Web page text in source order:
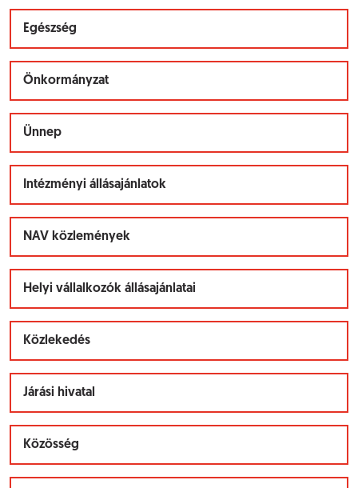
Egészség
Önkormányzat
Ünnep
Intézményi állásajánlatok
NAV közlemények
Helyi vállalkozók állásajánlatai
Közlekedés
Járási hivatal
Közösség